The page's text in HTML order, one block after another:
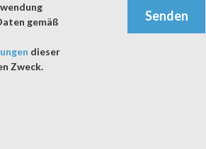
gemäß
dieser
Zweck.
Senden